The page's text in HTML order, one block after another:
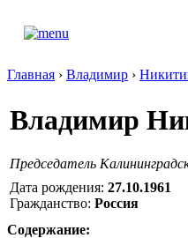
Главная › Владимир ›
Владимир
Председатель
Дата рождения: 27.10.1961
Гражданство: Россия
Содержание: